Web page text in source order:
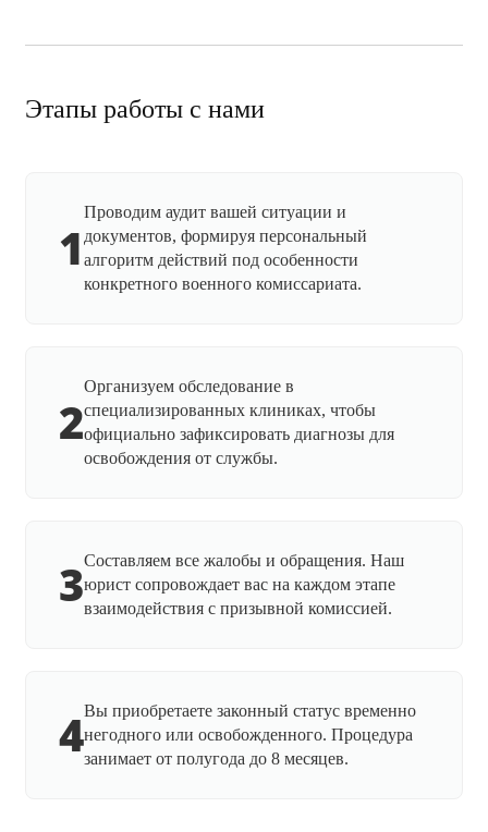
Этапы работы с нами
1
Проводим аудит вашей ситуации и
документов, формируя персональный
алгоритм действий под особенности
конкретного военного комиссариата.
2
Организуем обследование в
специализированных клиниках, чтобы
официально зафиксировать диагнозы для
освобождения от службы.
3Составляем все жалобы и обращения. Наш
юрист сопровождает вас на каждом этапе
взаимодействия с призывной комиссией.
4Вы приобретаете законный статус временно
негодного или освобожденного. Процедура
занимает от полугода до 8 месяцев.